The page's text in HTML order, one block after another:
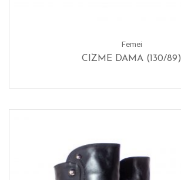
Femei
CIZME DAMA (130/89)